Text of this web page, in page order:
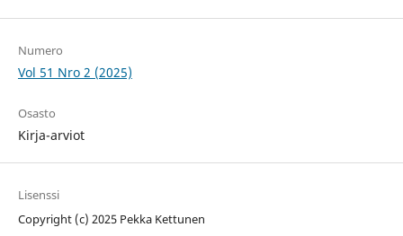
Numero
Vol 51 Nro 2 (2025)
Osasto
Kirja-arviot
Lisenssi
Copyright (c) 2025 Pekka Kettunen